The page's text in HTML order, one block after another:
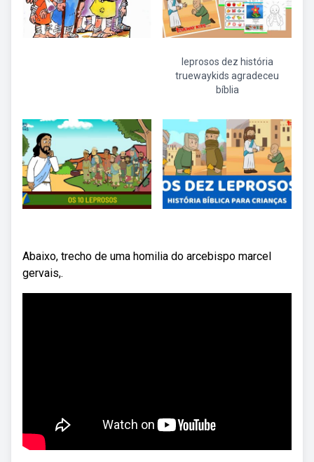
leprosos dez história
truewaykids agradeceu
bíblia
Abaixo, trecho de uma homilia do arcebispo marcel
gervais,.